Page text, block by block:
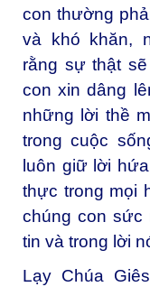
con thường
và khó khăn,
rằng sự thật
con xin dâng
những lời thề
trong cuộc
luôn giữ lời
thực trong mọi
chúng con sức
tin và trong lời
Lạy Chúa